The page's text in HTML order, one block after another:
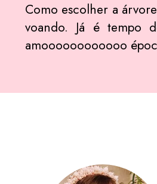
Como escolher a
voando. Já é tempo
amoooooooooooo